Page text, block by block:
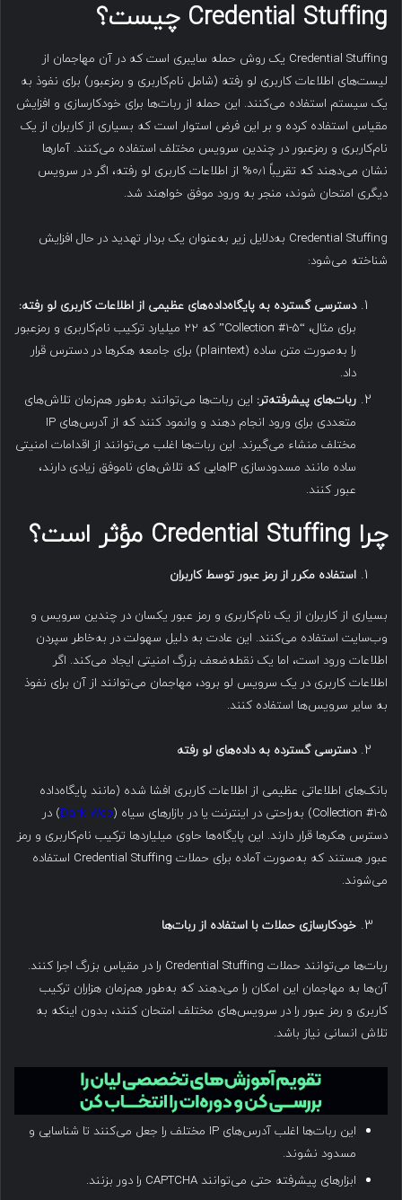
Credential Stuffing چیست؟
Credential Stuffing یک روش حمله سایبری است که در آن مهاجمان از
لیست‌های اطلاعات کاربری لو رفته (شامل نام‌کاربری و رمزعبور) برای نفوذ به
یک سیستم استفاده می‌کنند. این حمله از ربات‌ها برای خودکارسازی و افزایش
مقیاس استفاده کرده و بر این فرض استوار است که بسیاری از کاربران از یک
نام‌کاربری و رمزعبور در چندین سرویس مختلف استفاده می‌کنند. آمارها
نشان می‌دهند که تقریباً ۰٫۱% از اطلاعات کاربری لو رفته، اگر در سرویس
دیگری امتحان شوند، منجر به ورود موفق خواهند شد.
Credential Stuffing به‌دلایل زیر به‌عنوان یک بردار تهدید در حال افزایش
شناخته می‌شود:
دسترسی گسترده به پایگاه‌داده‌های عظیمی از اطلاعات کاربری لو رفته:
برای مثال، “Collection #1-5” که ۲۲ میلیارد ترکیب نام‌کاربری و رمزعبور
را به‌صورت متن ساده (plaintext) برای جامعه هکرها در دسترس قرار
داد.
ربات‌های پیشرفته‌تر: این ربات‌ها می‌توانند به‌طور هم‌زمان تلاش‌های
متعددی برای ورود انجام دهند و وانمود کنند که از آدرس‌های IP
مختلف منشاء می‌گیرند. این ربات‌ها اغلب می‌توانند از اقدامات امنیتی
ساده مانند مسدودسازی IP‌هایی که تلاش‌های ناموفق زیادی دارند،
عبور کنند.
چرا مؤثر است؟
استفاده مکرر از رمز عبور توسط کاربران
بسیاری از کاربران از یک نام‌کاربری و رمز عبور یکسان در چندین سرویس و
وب‌سایت استفاده می‌کنند. این عادت به دلیل سهولت در به‌خاطر سپردن
اطلاعات ورود است، اما یک نقطه‌ضعف بزرگ امنیتی ایجاد می‌کند. اگر
اطلاعات کاربری در یک سرویس لو برود، مهاجمان می‌توانند از آن برای نفوذ
به سایر سرویس‌ها استفاده کنند.
دسترسی گسترده به داده‌های لو رفته
بانک‌های اطلاعاتی عظیمی از اطلاعات کاربری افشا شده (مانند پایگاه‌داده
Collection #1-5) به‌راحتی در اینترنت یا در بازارهای سیاه (
Dark Web) در
دسترس هکرها قرار دارند. این پایگاه‌ها حاوی میلیاردها ترکیب نام‌کاربری و رمز
عبور هستند که به‌صورت آماده برای حملات Credential Stuffing استفاده
می‌شوند.
خودکارسازی حملات با استفاده از ربات‌ها
ربات‌ها می‌توانند حملات Credential Stuffing را در مقیاس بزرگ اجرا کنند.
آن‌ها به مهاجمان این امکان را می‌دهند که به‌طور هم‌زمان هزاران ترکیب
کاربری و رمز عبور را در سرویس‌های مختلف امتحان کنند، بدون اینکه به
تلاش انسانی نیاز باشد.
این ربات‌ها اغلب آدرس‌های IP مختلف را جعل می‌کنند تا شناسایی و
مسدود نشوند.
ابزارهای پیشرفته حتی می‌توانند CAPTCHA را دور بزنند.